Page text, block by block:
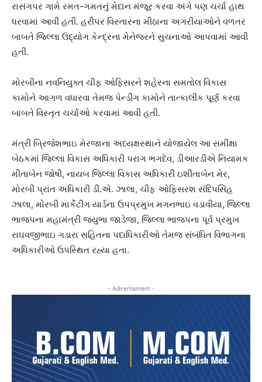
રાસંગપર ગામે રમત-ગમતનું મેદાન મંજૂર કરવા અંગે પણ ચર્ચા હાથ
ધરવામાં આવી હતી. હરીપર વિસ્તારના મીઠાના અગરીયાઓને વળતર
બાબતે જિલ્લા ઉદ્યોગ કેન્દ્રના મેનેજરને સુચનાઓ આપવામાં આવી
હતી.
મોરબીના નવનિયુક્ત ચીફ ઓફિસરને શહેરના સમતોલ વિકાસ
કામોને આગળ વધારવા તેમજ પેન્ડીંગ કામોને તાત્કાલીક પૂર્ણ કરવા
બાબતે વિસ્તૃત ચર્ચાઓ કરવામાં આવી હતી.
મંત્રી બ્રિજેશભાઇ મેરજાના અધ્યક્ષસ્થાને યોજાયેલ આ સમીક્ષા
બેઠકમાં જિલ્લા વિકાસ અધિકારી પરાગ ભગદેવ, ડીઆરડીએ નિયામક
મીતાબેન જોષી, નાયબ જિલ્લા વિકાસ અધિકારી ઇશીતાબેન મેર,
મોરબી પ્રાંત અધિકારી ડી.એ. ઝાલા, ચીફ ઓફિસરશ સંદિપસિંહ
ઝાલા, મોરબી માર્કેટીંગ યાર્ડના ઉપપ્રમુખ મગનભાઇ વડાવીયા, જિલ્લા
ભાજપના મહામંત્રી જયુભા જાડેજા, જિલ્લા ભાજપના પૂર્વ પ્રમુખ
રાઘવજીભાઇ ગડારા સહિતના પદાધિકારીઓ તેમજ સંબંધિત વિભાગના
અધિકારીઓ ઉપસ્થિત રહ્યા હતા.
- Advertisment -